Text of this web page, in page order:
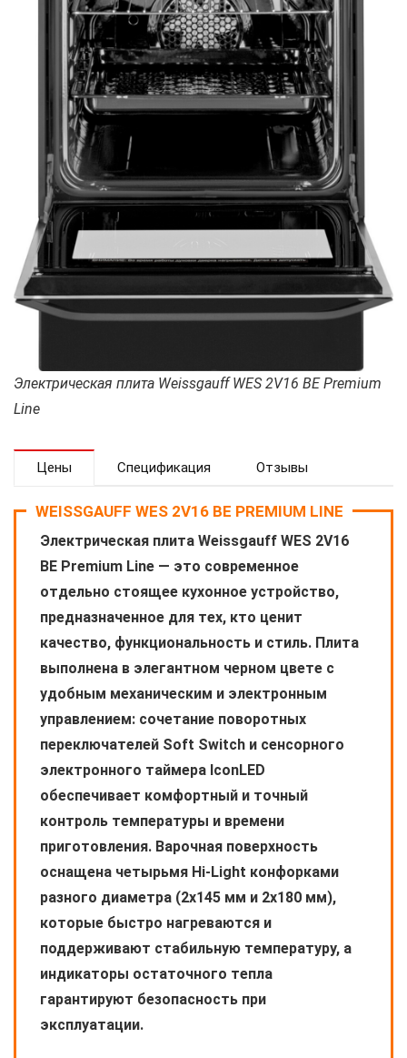
Электрическая плита Weissgauff WES 2V16 BE Premium
Line
Цены Спецификация Отзывы
WEISSGAUFF WES 2V16 BE PREMIUM LINE
Электрическая плита Weissgauff WES 2V16
BE Premium Line — это современное
отдельно стоящее кухонное устройство,
предназначенное для тех, кто ценит
качество, функциональность и стиль. Плита
выполнена в элегантном черном цвете с
удобным механическим и электронным
управлением: сочетание поворотных
переключателей Soft Switch и сенсорного
электронного таймера IconLED
обеспечивает комфортный и точный
контроль температуры и времени
приготовления. Варочная поверхность
оснащена четырьмя Hi-Light конфорками
разного диаметра (2х145 мм и 2х180 мм),
которые быстро нагреваются и
поддерживают стабильную температуру, а
индикаторы остаточного тепла
гарантируют безопасность при
эксплуатации.